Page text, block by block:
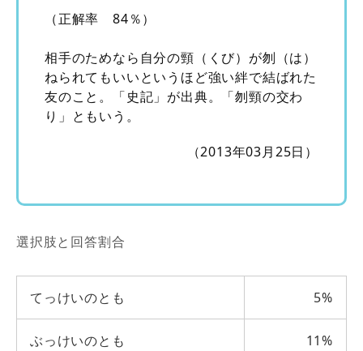
（正解率 84％）
相手のためなら自分の頸（くび）が刎（は）
ねられてもいいというほど強い絆で結ばれた
友のこと。「史記」が出典。「刎頸の交わ
り」ともいう。
（2013年03月25日）
選択肢と回答割合
てっけいのとも 5%
ぶっけいのとも 11%